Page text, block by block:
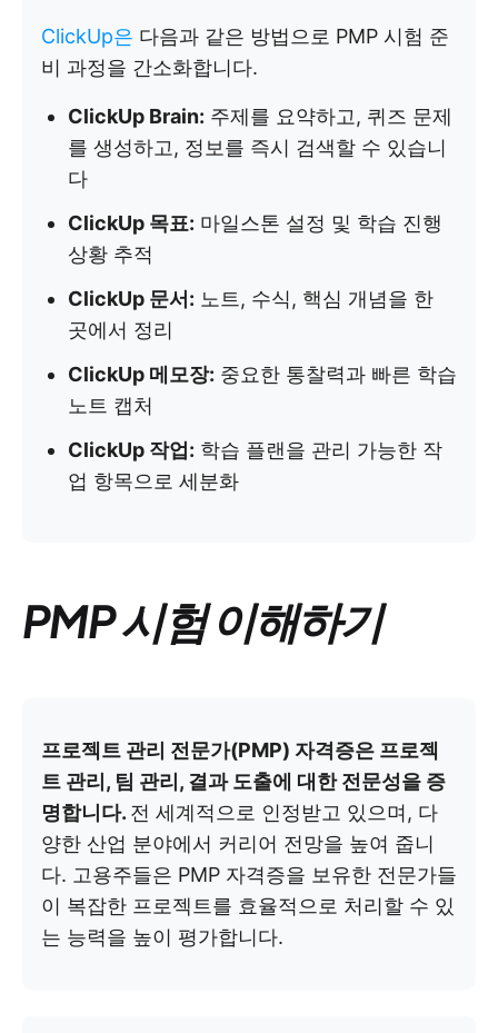
ClickUp은 다음과 같은 방법으로 PMP 시험 준
비 과정을 간소화합니다.
ClickUp Brain: 주제를 요약하고, 퀴즈 문제
를 생성하고, 정보를 즉시 검색할 수 있습니
다
ClickUp 목표: 마일스톤 설정 및 학습 진행
상황 추적
ClickUp 문서: 노트, 수식, 핵심 개념을 한
곳에서 정리
ClickUp 메모장: 중요한 통찰력과 빠른 학습
노트 캡처
ClickUp 작업: 학습 플랜을 관리 가능한 작
업 항목으로 세분화
PMP 시험 이해하기
프로젝트 관리 전문가(PMP) 자격증은 프로젝
트 관리, 팀 관리, 결과 도출에 대한 전문성을 증
명합니다. 전 세계적으로 인정받고 있으며, 다
양한 산업 분야에서 커리어 전망을 높여 줍니
다. 고용주들은 PMP 자격증을 보유한 전문가들
이 복잡한 프로젝트를 효율적으로 처리할 수 있
는 능력을 높이 평가합니다.